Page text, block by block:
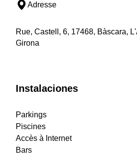
Adresse
Rue, Castell, 6, 17468, Bàscara,
Girona
Instalaciones
Parkings
Piscines
Accès à Internet
Bars